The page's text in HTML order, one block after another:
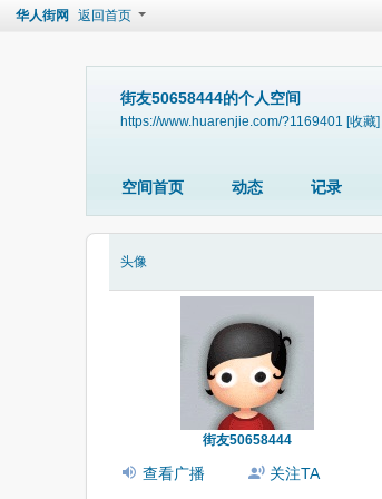
华人街网 返回首页
街友50658444的个人空间
https://www.huarenjie.com/?1169401 [收藏]
空间首页 动态 记录
头像
街友50658444
查看广播
关注TA